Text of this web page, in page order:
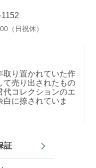
（日祝休）
取り置かれていた作
て売り出されたもの
代コレクションのエ
に捺されていま
証